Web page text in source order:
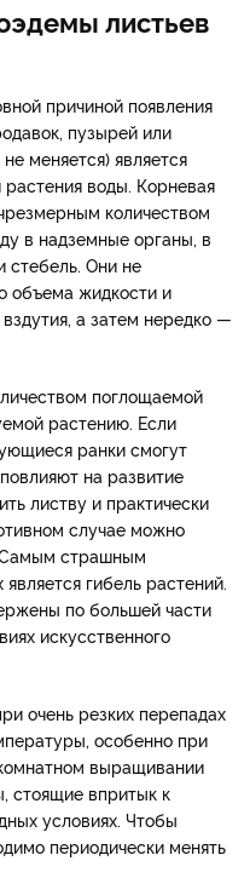
листьев
причиной появления
пузырей или
меняется) является
воды. Корневая
количеством
в надземные органы, в
стебель. Они не
объема жидкости и
а затем нередко —
поглощаемой
растению. Если
ранки смогут
на развитие
листву и практически
случае можно
Самым страшным
гибель растений.
по большей части
искусственного
очень резких перепадах
особенно при
выращивании
стоящие впритык к
условиях. Чтобы
периодически менять